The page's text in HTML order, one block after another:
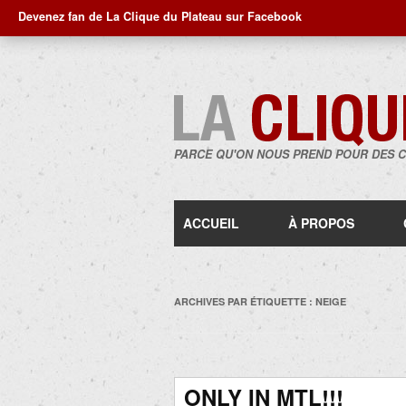
Devenez fan de La Clique du Plateau sur Facebook
PARCE QU'ON NOUS PREND POUR DES
ACCUEIL À PROPOS
ARCHIVES PAR ÉTIQUETTE : NEIGE
ONLY IN MTL!!!